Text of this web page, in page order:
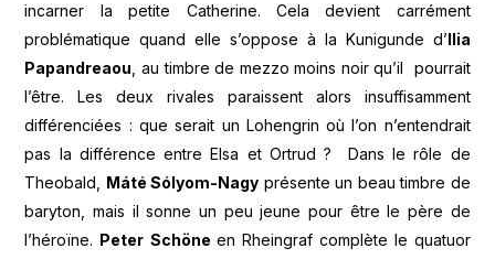
incarner la petite Catherine. Cela devient carrément
problématique quand elle s’oppose à la Kunigunde d’ Ilia
Papandreaou, au timbre de mezzo moins noir qu’il pourrait
l’être. Les deux rivales paraissent alors insuffisamment
différenciées : que serait un Lohengrin où l’on n’entendrait
pas la différence entre Elsa et Ortrud ? Dans le rôle de
Theobald, Máté Sólyom-Nagy présente un beau timbre de
baryton, mais il sonne un peu jeune pour être le père de
l’héroïne. Peter Schöneen Rheingraf complète le quatuor